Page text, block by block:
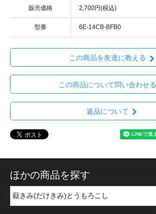
販売価格 2,700円(税込)
型番 6E-14CB-BFB0
この商品を友達に教える
この商品について問い合わせる
返品について
ほかの商品を探す